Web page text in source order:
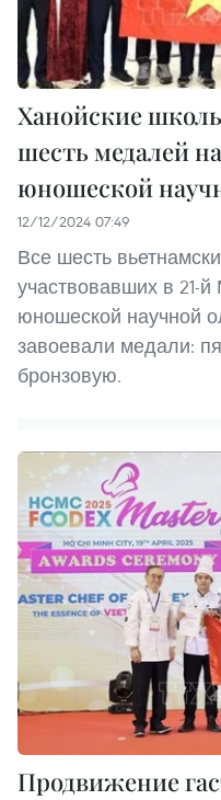
Ханойские
шесть медалей
юношеской
12/12/2024 07:49
Все шесть
участвовавших в 21-
юношеской научной
завоевали медали:
бронзовую.
Продвижение